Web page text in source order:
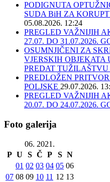
PODIGNUTA
SUDA BiH ZA
05.08.2026. 12:24
PREGLED VAŽNIJIH
27.07. DO 31.07.2026.
OSUMNJIČENI ZA
VJERSKIH OBJEKATA
PREDAT TUŽILAŠTVU
PREDLOŽEN
POLJSKE 29.07.2026.
PREGLED VAŽNIJIH
20.07. DO 24.07.2026.
Foto galerija
06. 2021.
P U S Č P S N
01 02 03 04 05 06
07 08 09 10 11 12 13